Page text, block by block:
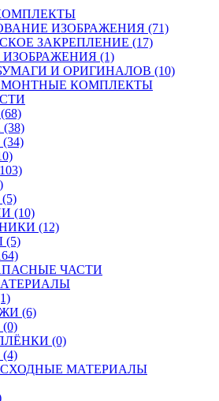
ИЗОБРАЖЕНИЯ (71)
ЗАКРЕПЛЕНИЕ (17)
(1)
И ОРИГИНАЛОВ (10)
РЕМОНТНЫЕ КОМПЛЕКТЫ
(10)
(12)
(5)
ЧАСТИ
(6)
(0)
МАТЕРИАЛЫ